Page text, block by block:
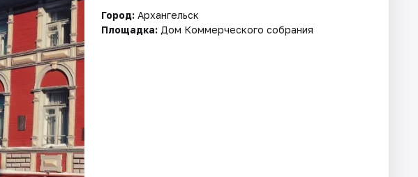
Город: Архангельск
Площадка: Дом Коммерческого собрания